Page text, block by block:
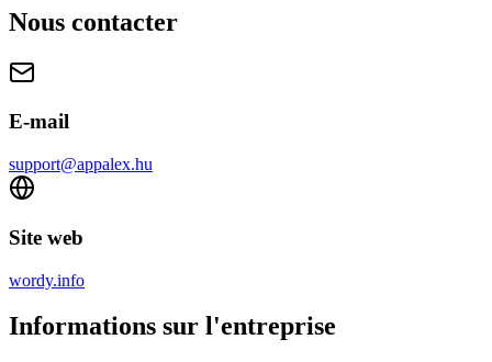
Nous contacter
E-mail
support@appalex.hu
Site web
wordy.info
Informations sur l'entreprise